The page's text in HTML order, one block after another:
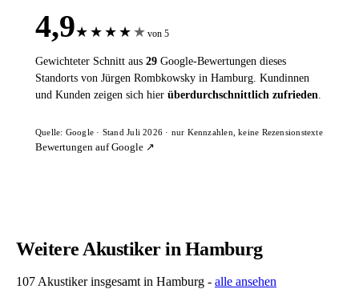
4,9★ ★ ★ ★ ★ von 5
Gewichteter Schnitt aus 29 Google-Bewertungen dieses
Standorts von Jürgen Rombkowsky in Hamburg. Kundinnen
und Kunden zeigen sich hier überdurchschnittlich zufrieden.
Quelle: Google · Stand Juli 2026 · nur Kennzahlen, keine Rezensionstexte
Bewertungen auf Google ↗
Weitere Akustiker in Hamburg
107 Akustiker insgesamt in Hamburg - alle ansehen